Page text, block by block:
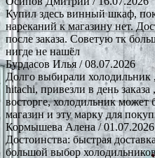
Купил здесь винный шкаф,
нареканий к магазину нет.
после заказа. Советую тк
нигде не нашёл
Бурдасов Илья / 08.07.2026
Долго выбирали
hitachi, привезли в день
восторге, холодильник может
магазин и эту марку для
Кормышева Алена / 01.07.2026
Достоинства: быстрая
большой выбор